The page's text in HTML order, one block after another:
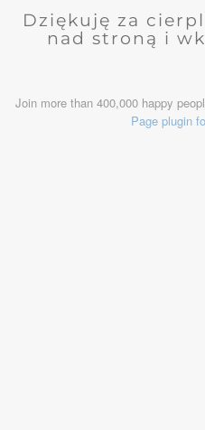
Dziękuję za
nad stroną i
Join more than 400,000 happy
Page plugin